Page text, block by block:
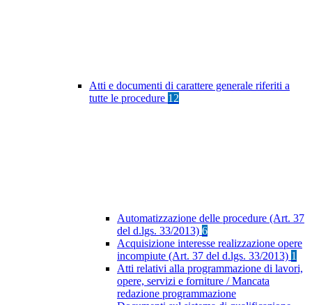
Atti e documenti di carattere generale riferiti a
tutte le procedure 12
Automatizzazione delle procedure (Art. 37
del d.lgs. 33/2013) 6
Acquisizione interesse realizzazione opere
incompiute (Art. 37 del d.lgs. 33/2013) 1
Atti relativi alla programmazione di lavori,
opere, servizi e forniture / Mancata
redazione programmazione